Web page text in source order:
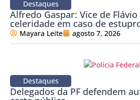
Destaques
Alfredo Gaspar: Vice de
celeridade em caso de
Mayara Leite agosto 7, 2026
Destaques
Delegados da PF defendem